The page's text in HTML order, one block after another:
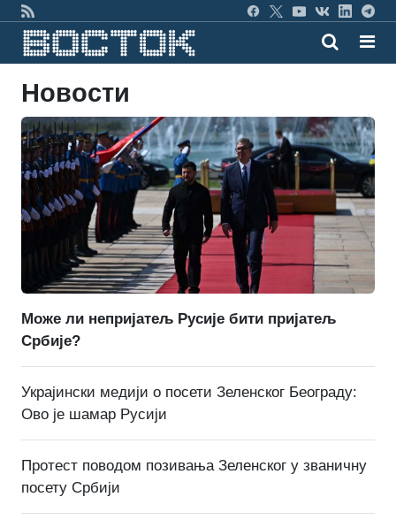
Новости
Може ли непријатељ Русије бити пријатељ
Србије?
Украјински медији о посети Зеленског Београду:
Ово је шамар Русији
Протест поводом позивања Зеленског у званичну
посету Србији